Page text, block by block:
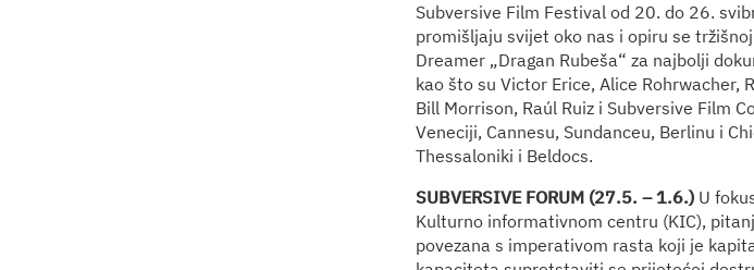
Subversive Film Festival od 20. do 26.
promišljaju svijet oko nas i opiru se
Dreamer „Dragan Rubeša“ za najbolji
kao što su Victor Erice, Alice Rohrwacher,
Bill Morrison, Raúl Ruiz i Subversive Film
Veneciji, Cannesu, Sundanceu, Berlinu i
Thessaloniki i Beldocs.
SUBVERSIVE FORUM (27.5. – 1.6.) U
Kulturno informativnom centru (KIC),
povezana s imperativom rasta koji je